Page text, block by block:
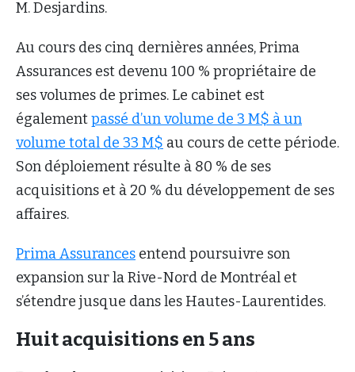
M. Desjardins.
Au cours des cinq dernières années, Prima
Assurances est devenu 100 % propriétaire de
ses volumes de primes. Le cabinet est
égalementpassé d’un volume de 3 M$ à un
volume total de 33 M$ au cours de cette période.
Son déploiement résulte à 80 % de ses
acquisitions et à 20 % du développement de ses
affaires.
Prima Assurances entend poursuivre son
expansion sur la Rive-Nord de Montréal et
s’étendre jusque dans les Hautes-Laurentides.
Huit acquisitions en 5 ans